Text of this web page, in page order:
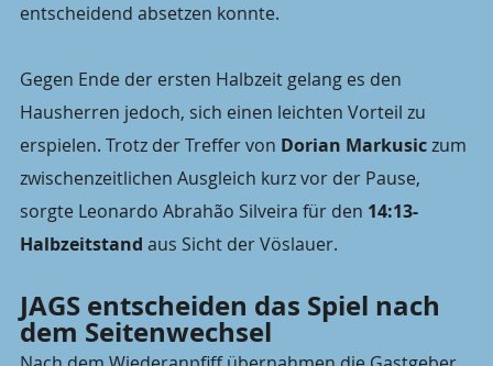
entscheidend absetzen konnte.
Gegen Ende der ersten Halbzeit gelang es den
Hausherren jedoch, sich einen leichten Vorteil zu
erspielen. Trotz der Treffer von Dorian Markusic zum
zwischenzeitlichen Ausgleich kurz vor der Pause,
sorgte Leonardo Abrahão Silveira für den 14:13-
Halbzeitstand aus Sicht der Vöslauer.
JAGS entscheiden das Spiel nach
dem Seitenwechsel